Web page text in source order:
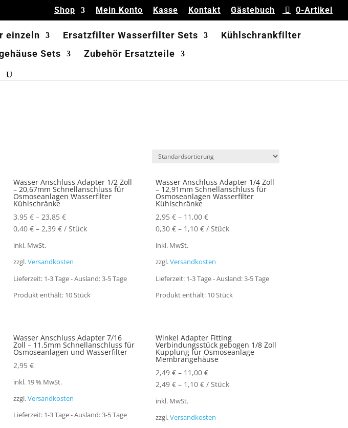
Shop Mein Konto Kasse Kontakt Gästebuch 0-Artikel
einzeln Ersatzfilter Wasserfilter Sets
Kühlschrankfilter
Sets Zubehör Ersatzteile
Wasser Anschluss Adapter 1/2 Zoll
– 20,67mm Schnellanschluss für
Osmoseanlagen Wasserfilter
Kühlschränke
3,95€ –23,85€
0,40€ –2,39€ /Stück
inkl. MwSt.
zzgl.Versandkosten
Lieferzeit: 1-3 Tage - Ausland: 3-5 Tage
Produkt enthält: 10Stück
Wasser Anschluss Adapter 1/4 Zoll
– 12,91mm Schnellanschluss für
Osmoseanlagen Wasserfilter
Kühlschränke
2,95€ – 11,00€
0,30€ – 1,10€ /Stück
inkl. MwSt.
zzgl.Versandkosten
Lieferzeit: 1-3 Tage - Ausland: 3-5 Tage
Produkt enthält: 10Stück
Wasser Anschluss Adapter 7/16
Zoll – 11,5mm Schnellanschluss für
Osmoseanlagen und Wasserfilter
2,95€
inkl. 19 % MwSt.
zzgl.Versandkosten
Lieferzeit: 1-3 Tage - Ausland: 3-5 Tage
Winkel Adapter Fitting
Verbindungsstück gebogen 1/8 Zoll
Kupplung für Osmoseanlage
Membrangehäuse
2,49€ – 11,00€
2,49€ – 1,10€ / Stück
inkl. MwSt.
zzgl.Versandkosten